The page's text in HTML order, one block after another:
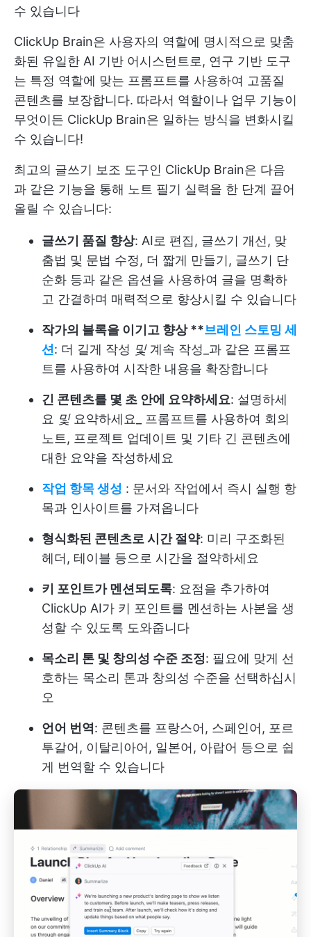
수 있습니다
ClickUp Brain은 사용자의 역할에 명시적으로 맞춤
화된 유일한 AI 기반 어시스턴트로, 연구 기반 도구
는 특정 역할에 맞는 프롬프트를 사용하여 고품질
콘텐츠를 보장합니다. 따라서 역할이나 업무 기능이
무엇이든 ClickUp Brain은 일하는 방식을 변화시킬
수 있습니다!
최고의 글쓰기 보조 도구인 ClickUp Brain은 다음
과 같은 기능을 통해 노트 필기 실력을 한 단계 끌어
올릴 수 있습니다:
글쓰기 품질 향상: AI로 편집, 글쓰기 개선, 맞
춤법 및 문법 수정, 더 짧게 만들기, 글쓰기 단
순화 등과 같은 옵션을 사용하여 글을 명확하
고 간결하며 매력적으로 향상시킬 수 있습니다
작가의 블록을 이기고 향상**브레인 스토밍 세
션: 더 길게 작성 및 계속 작성_과 같은 프롬프
트를 사용하여 시작한 내용을 확장합니다
긴 콘텐츠를 몇 초 안에 요약하세요: 설명하세
요 및 요약하세요_ 프롬프트를 사용하여 회의
노트, 프로젝트 업데이트 및 기타 긴 콘텐츠에
대한 요약을 작성하세요
작업 항목 생성 : 문서와 작업에서 즉시 실행 항
목과 인사이트를 가져옵니다
형식화된 콘텐츠로 시간 절약: 미리 구조화된
헤더, 테이블 등으로 시간을 절약하세요
키 포인트가 멘션되도록: 요점을 추가하여
ClickUp AI가 키 포인트를 멘션하는 사본을 생
성할 수 있도록 도와줍니다
목소리 톤 및 창의성 수준 조정: 필요에 맞게 선
호하는 목소리 톤과 창의성 수준을 선택하십시
오
언어 번역 : 콘텐츠를 프랑스어, 스페인어, 포르
투갈어, 이탈리아어, 일본어, 아랍어 등으로 쉽
게 번역할 수 있습니다